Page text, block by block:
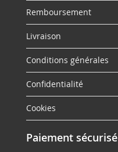
Remboursement
Livraison
Conditions générales
Confidentialité
Cookies
Paiement sécurisé